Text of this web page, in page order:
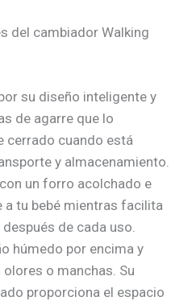
del cambiador Walking
su diseño inteligente y
de agarre que lo
cerrado cuando está
y almacenamiento.
un forro acolchado e
a tu bebé mientras facilita
de cada uso.
húmedo por encima y
o manchas. Su
proporciona el espacio